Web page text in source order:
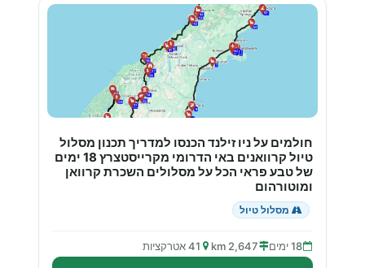
חולמים על ניו זילנד הכנסו למדריך תכנון מסלול
טיול קרוואנים באי הדרומי מקרייסטצרץ 18 ימים
של טבע פראי הכל על מסלולים השכרת קרוואן
ומוטורהום
מסלול טיול
18 ימים 2,647 km 41 אטרקציות